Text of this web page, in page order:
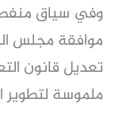
وفي سياق
موافقة مجلس
تعديل قانون
ملموسة لتطوير